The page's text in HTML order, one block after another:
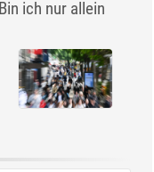
ich nur allein